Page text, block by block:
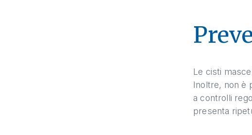
Le cisti
Inoltre, non è
a controlli
presenta